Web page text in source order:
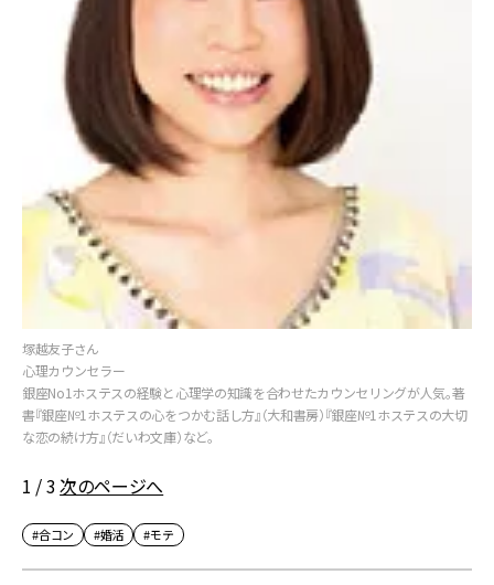
塚越友子さん
心理カウンセラー
銀座No1ホステスの経験と心理学の知識を合わせたカウンセリングが人気。著
書『銀座№1ホステスの心をつかむ話し方』（大和書房）『銀座№1ホステスの大切
な恋の続け方』（だいわ文庫）など。
1 / 3次のページへ
#合コン #婚活 #モテ